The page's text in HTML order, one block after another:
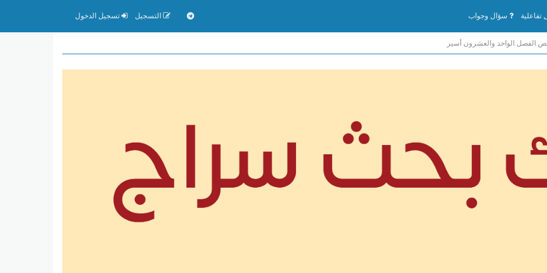
تفاعلية سؤال وجواب التسجيل تسجيل الدخول
الفصل الواحد والعشرون أسير